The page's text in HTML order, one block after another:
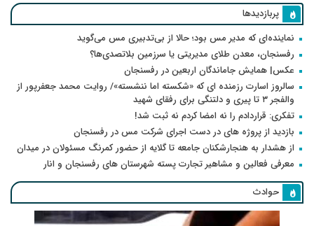
پربازدیدها
نماینده‌ای که مدیر مس بود؛ حالا از بی‌تدبیری مس می‌گوید
رفسنجان، معدن طلای مدیریتی یا سرزمین بلاتصدی‌ها؟
عکس| همایش جاماندگان اربعین در رفسنجان
سالروز اسارت رزمنده ای که «شکسته اما ننشسته»/ روایت محمد جعفرپور از
والفجر ۳ تا پیری و دلتنگی برای رفقای شهید
تفکری: قراردادم را نه امضا کردم نه ثبت شد!
بازدید از پروژه های در دست اجرای شرکت مس در رفسنجان
از هشدار به هنجارشکنان جامعه تا گلایه از حضور کمرنگ مسئولان در میدان
معرفی فعالین و مشاهیر تجارت پسته شهرستان های رفسنجان و انار
حوادث